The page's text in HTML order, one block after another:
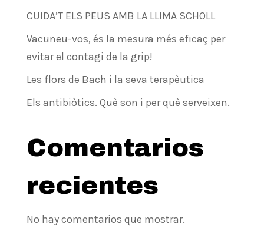
CUIDA’T ELS PEUS AMB LA LLIMA SCHOLL
Vacuneu-vos, és la mesura més eficaç per
evitar el contagi de la grip!
Les flors de Bach i la seva terapèutica
Els antibiòtics. Què son i per què serveixen.
Comentarios
recientes
No hay comentarios que mostrar.